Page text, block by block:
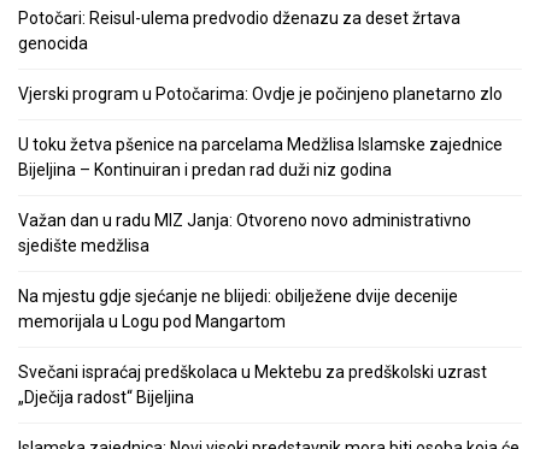
Potočari: Reisul-ulema predvodio dženazu za deset žrtava
genocida
Vjerski program u Potočarima: Ovdje je počinjeno planetarno zlo
U toku žetva pšenice na parcelama Medžlisa Islamske zajednice
Bijeljina – Kontinuiran i predan rad duži niz godina
Važan dan u radu MIZ Janja: Otvoreno novo administrativno
sjedište medžlisa
Na mjestu gdje sjećanje ne blijedi: obilježene dvije decenije
memorijala u Logu pod Mangartom
Svečani ispraćaj predškolaca u Mektebu za predškolski uzrast
„Dječija radost“ Bijeljina